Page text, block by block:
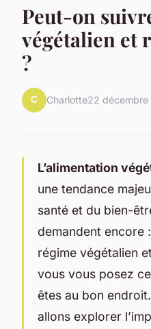
Peut-on
végétalien et
?
C Charlotte22
L’alimentation
une tendance
santé et du bien-
demandent encore
régime végétalien
vous vous posez
êtes au bon
allons explorer